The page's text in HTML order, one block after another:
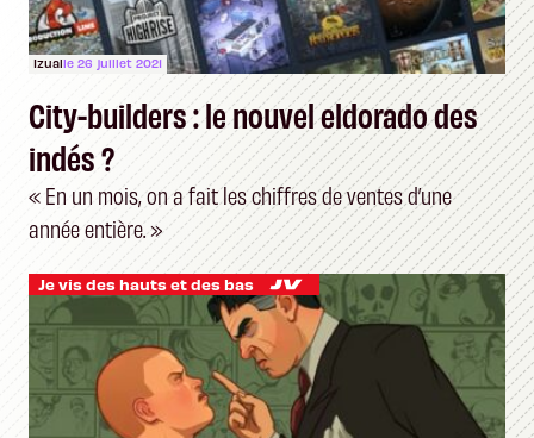
Izualle 26 juillet 2021
City-builders : le nouvel eldorado des
indés ?
« En un mois, on a fait les chiffres de ventes d’une
année entière. »
Je vis des hauts et des bas